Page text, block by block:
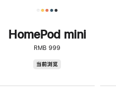
HomePod mini
RMB 999
当前浏览